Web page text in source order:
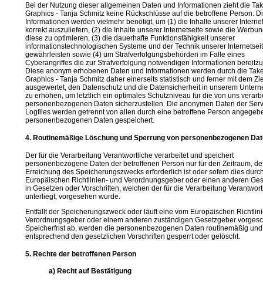
Bei der Nutzung dieser allgemeinen Daten und Informationen zieht die
Graphics - Tanja Schmitz keine Rückschlüsse auf die betroffene Person.
Informationen werden vielmehr benötigt, um (1) die Inhalte unserer
korrekt auszuliefern, (2) die Inhalte unserer Internetseite sowie die
diese zu optimieren, (3) die dauerhafte Funktionsfähigkeit unserer
informationstechnologischen Systeme und der Technik unserer
gewährleisten sowie (4) um Strafverfolgungsbehörden im Falle eines
Cyberangriffes die zur Strafverfolgung notwendigen Informationen
Diese anonym erhobenen Daten und Informationen werden durch die
Graphics - Tanja Schmitz daher einerseits statistisch und ferner mit dem
ausgewertet, den Datenschutz und die Datensicherheit in unserem
zu erhöhen, um letztlich ein optimales Schutzniveau für die von uns
personenbezogenen Daten sicherzustellen. Die anonymen Daten der
Logfiles werden getrennt von allen durch eine betroffene Person
personenbezogenen Daten gespeichert.
4. Routinemäßige Löschung und Sperrung von personenbezogenen
Der für die Verarbeitung Verantwortliche verarbeitet und speichert
personenbezogene Daten der betroffenen Person nur für den Zeitraum,
Erreichung des Speicherungszwecks erforderlich ist oder sofern dies
Europäischen Richtlinien- und Verordnungsgeber oder einen anderen
in Gesetzen oder Vorschriften, welchen der für die Verarbeitung
unterliegt, vorgesehen wurde.
Entfällt der Speicherungszweck oder läuft eine vom Europäischen
Verordnungsgeber oder einem anderen zuständigen Gesetzgeber
Speicherfrist ab, werden die personenbezogenen Daten routinemäßig und
entsprechend den gesetzlichen Vorschriften gesperrt oder gelöscht.
5. Rechte der betroffenen Person
a) Recht auf Bestätigung